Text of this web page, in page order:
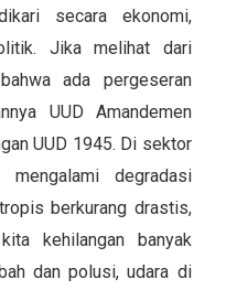
secara ekonomi,
Jika melihat dari
ada pergeseran
UUD Amandemen
UUD 1945. Di sektor
degradasi
berkurang drastis,
kehilangan banyak
dan polusi, udara di